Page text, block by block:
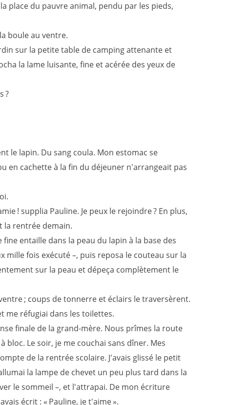
place du pauvre animal, pendu par les pieds,
boule au ventre.
sur la petite table de camping attenante et
la lame luisante, fine et acérée des yeux de
?
le lapin. Du sang coula. Mon estomac se
en cachette à la fin du déjeuner n'arrangeait pas
! supplia Pauline. Je peux le rejoindre ? En plus,
la rentrée demain.
entaille dans la peau du lapin à la base des
mille fois exécuté –, puis reposa le couteau sur la
sur la peau et dépeça complètement le
; coups de tonnerre et éclairs le traversèrent.
me réfugiai dans les toilettes.
finale de la grand-mère. Nous prîmes la route
bloc. Le soir, je me couchai sans dîner. Mes
de la rentrée scolaire. J'avais glissé le petit
la lampe de chevet un peu plus tard dans la
le sommeil –, et l'attrapai. De mon écriture
écrit : « Pauline, je t'aime ».